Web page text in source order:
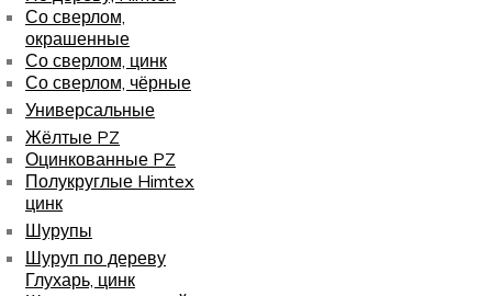
Со сверлом,
окрашенные
Со сверлом, цинк
Со сверлом, чёрные
Универсальные
Жёлтые PZ
Оцинкованные PZ
Полукруглые Himtex
цинк
Шурупы
Шуруп по дереву
Глухарь, цинк